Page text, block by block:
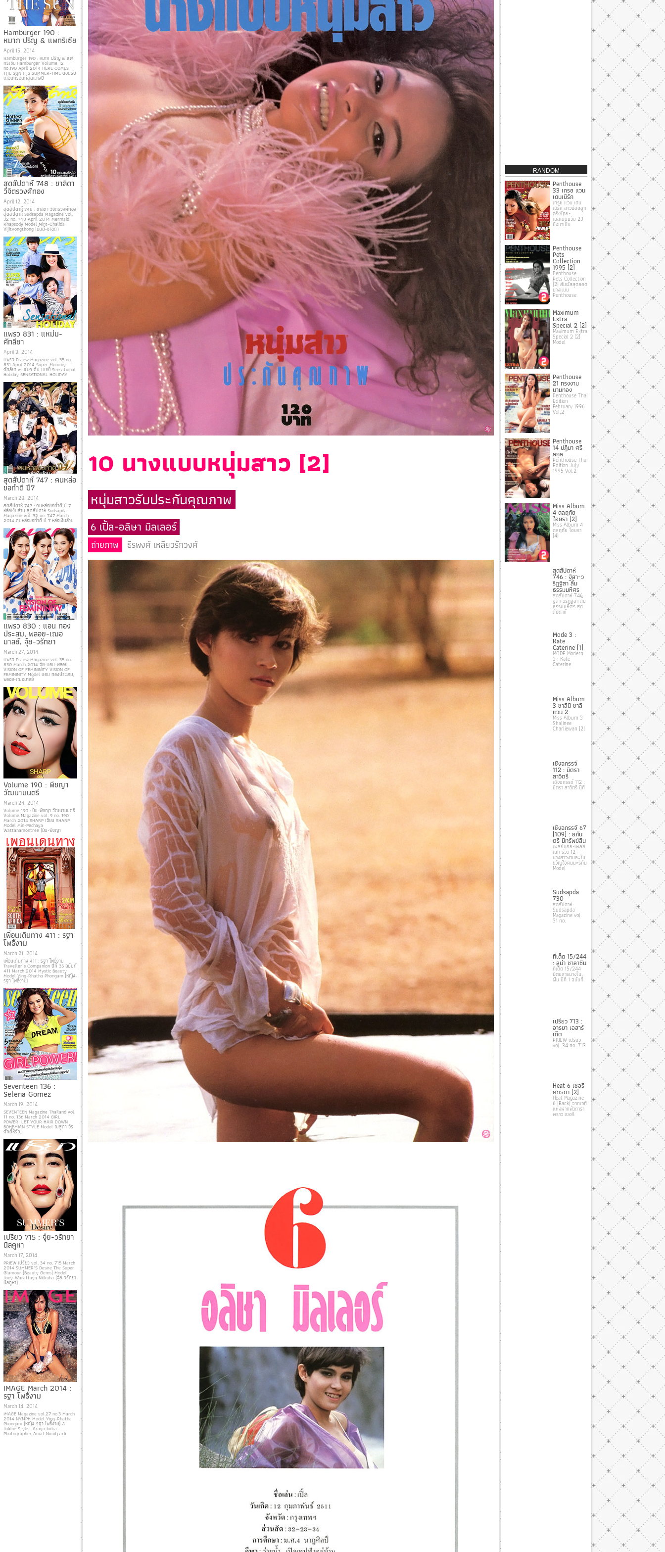
Hamburger 190 :
หมาก ปริญ & แพทริเซีย
April 15, 2014
Hamburger 190 : หมาก ปริญ & แพ
ทริเซีย Hamburger Volume 12
no.190 April 2014 HERE COMES
THE SUN IT’S SUMMER-TIME ต้อนรับ
เดือนที่ร้อนที่สุดแห่งปี
สุดสัปดาห์ 748 : ชาลิดา
วิจิตรวงศ์ทอง
April 12, 2014
สุดสัปดาห์ 748 : ชาลิดา วิจิตรวงศ์ทอง
สุดสัปดาห์ Sudsapda Magazine vol.
32 no. 748 April 2014 Mermaid
Rhapsody Model Mint-Chalida
Vijitvongthong (มิ้นต์-ชาลิดา
แพรว 831 : แหม่ม-
คัทลียา
April 3, 2014
แพรว Praew Magazine vol. 35 no.
831 April 2014 Super Mommy
คัทลียา vs แมค คิน เนซซี่ Sensational
Holiday SENSATIONAL HOLIDAY
สุดสัปดาห์ 747 : คนหล่อ
ขอทำดี ปี7
March 28, 2014
สุดสัปดาห์ 747 : คนหล่อขอทำดี ปี 7
หล่อเงินล้าน สุดสัปดาห์ Sudsapda
Magazine vol. 32 no. 747 March
2014 คนหล่อขอทำดี ปี 7 หล่อเงินล้าน
แพรว 830 : แอน ทอง
ประสม, พลอย-เฌอ
มาลย์, จุ๋ย-วรัทยา
March 27, 2014
แพรว Praew Magazine vol. 35 no.
830 March 2014 จุ๋ย-แอน-พลอย
VISION OF FEMININITY VISION OF
FEMININITY Model แอน ทองประสม,
พลอย-เฌอมาลย์
Volume 190 : พีชญา
วัฒนามนตรี
March 24, 2014
Volume 190 : มิน-พีชญา วัฒนามนตรี
Volume Magazine vol. 9 no. 190
March 2014 SHARP เฉียบ SHARP
Model Min-Pechaya
Wattanamontree (มิน-พีชญา
เพื่อนเดินทาง 411 : รฐา
โพธิ์งาม
March 21, 2014
เพื่อนเดินทาง 411 : รฐา โพธิ์งาม
Traveller’s Companion ปีที่ 35 ฉบับที่
411 March 2014 Mystic Beauty
Model Ying-Rhatha Phongam (หญิง-
รฐา โพธิ์งาม)
Seventeen 136 :
Selena Gomez
March 19, 2014
SEVENTEEN Magazine Thailand vol.
11 no. 136 March 2014 GIRL
POWER! LET YOUR HAIR DOWN
BOHEMIAN STYLE Model ณสุดา จิร
ศักดิ์หิรัญ
เปรียว 715 : จุ๋ย-วรัทยา
นิลคูหา
March 17, 2014
PRIEW เปรียว vol. 34 no. 715 March
2014 SUMMER’S Desire The Super
Glamour [Beauty Gems] Model
Jooy-Warattaya Nilkuha (จุ๋ย-วรัทยา
นิลคูหา)
IMAGE March 2014 :
รฐา โพธิ์งาม
March 14, 2014
IMAGE Magazine vol.27 no.3 March
2014 NYMPH Model Ying-Rhatha
Phongam (หญิง-รฐา โพธิ์งาม) &
Jukkie Stylist Araya Indra
Photographer Amat Nimitpark
10 นางแบบหนุ่มสาว [2]
หนุ่มสาวรับประกันคุณภาพ
6 เปิ้ล-อลิษา มิลเลอร์
ถ่ายภาพ ธีรพงศ์ เหลียวรักวงศ์
RANDOM
Penthouse
33 เกรซ แวน
เดนเบิร์ก
เกรซ แวน เดน
เบิร์ก สาวน้อยลูก
ครึ่งไทย-
เบลเยี่ยมวัย 23
ซึ่งมาเป็น
Penthouse
Pets
Collection
1995 [2]
Penthouse
Pets Collection
[2] สัมผัสสุดยอด
นางแบบ
Penthouse
Maximum
Extra
Special 2 [2]
Maximum Extra
Special 2 [2]
Model
Penthouse
21 ทรงงาม
นามทอง
Penthouse Thai
Edition
February 1996
Vol.2
Penthouse
14 ปฏิมา ศรี
สกุล
Penthouse Thai
Edition July
1995 Vol.2
Miss Album
4 ดลฤทัย
ไอยรา [2]
Miss Album 4
ดลฤทัย ไอยรา
[4]
สุดสัปดาห์
746 : ฐิสา-ว
ริฏฐิสา ลิ้ม
ธรรมมหิศร
สุดสัปดาห์ 746 :
ฐิสา-วริฏฐิสา ลิ้ม
ธรรมมหิศร สุด
สัปดาห์
Mode 3 :
Kate
Caterine [1]
MODE Modern
3 : Kate
Caterine
Miss Album
3 ชาลินี ชาลี
แวน 2
Miss Album 3
Shalinee
Charliewan [2]
เชิงฉกรรจ์
112 : มิตรา
สาวิตรี
เชิงฉกรรจ์ 112 :
มิตรา สาวิตรี ปีที่
เชิงฉกรรจ์ 67
(109) : อภัน
ตรี มีทรัพย์สิน
เพลย์บอย-เพลย์
เมท รีวิว 12
นางสาวงามละไม
ขวัญใจคนมะริกัน
Model
Sudsapda
730
สุดสัปดาห์
Sudsapda
Magazine vol.
31 no.
ทีเด็ด 15/244
: ลูน่า ซาลาซีน
ทีเด็ด 15/244
นิตยสารนางใน
ฝัน ปีที่ 1 ฉบับที่
เปรียว 713 :
อารยา เอฮาร์
เก็ต
PRIEW เปรียว
vol. 34 no. 713
Heat 6 เชอรี่
ศุภธิดา [2]
Heat Magazine
6 [Back] จากเวที
แห่งฟากฟ้าดารา
พราว เชอรี่